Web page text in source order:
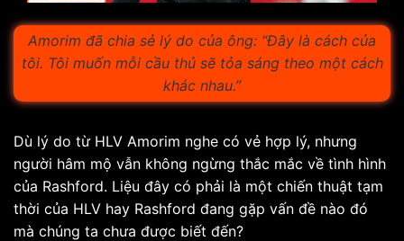
Amorim đã chia sẻ lý do của ông: “Đây là cách của
tôi. Tôi muốn mỗi cầu thủ sẽ tỏa sáng theo một cách
khác nhau.”
Dù lý do từ HLV Amorim nghe có vẻ hợp lý, nhưng
người hâm mộ vẫn không ngừng thắc mắc về tình hình
của Rashford. Liệu đây có phải là một chiến thuật tạm
thời của HLV hay Rashford đang gặp vấn đề nào đó
mà chúng ta chưa được biết đến?